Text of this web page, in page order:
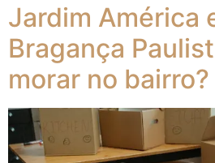
Jardim América
Bragança
morar no bairro?